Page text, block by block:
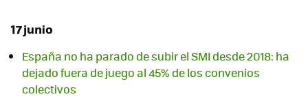
17 junio
España no ha parado de subir el SMI desde 2018: ha
dejado fuera de juego al 45% de los convenios
colectivos